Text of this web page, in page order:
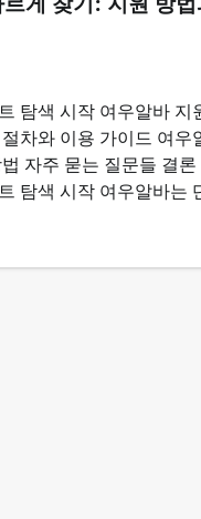
탐색 시작 여우알바 지
차와 이용 가이드 여우
자주 묻는 질문들 결론
탐색 시작 여우알바는